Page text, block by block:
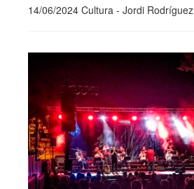
14/06/2024 Cultura - Jordi Rodríguez